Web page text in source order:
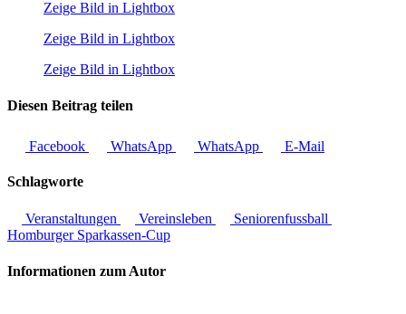
Zeige Bild in Lightbox
Zeige Bild in Lightbox
Zeige Bild in Lightbox
Diesen Beitrag teilen
Facebook WhatsApp WhatsApp E-Mail
Schlagworte
Veranstaltungen Vereinsleben
Seniorenfussball
Homburger Sparkassen-Cup
Informationen zum Autor